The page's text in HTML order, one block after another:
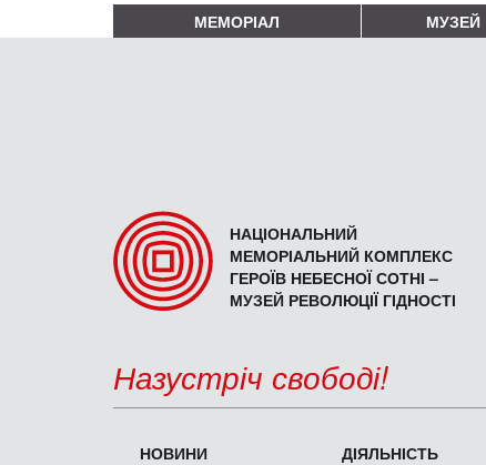
МЕМОРІАЛ МУЗЕЙ
НАЦІОНАЛЬНИЙ
МЕМОРІАЛЬНИЙ КОМПЛЕКС
ГЕРОЇВ НЕБЕСНОЇ СОТНІ –
МУЗЕЙ РЕВОЛЮЦІЇ ГІДНОСТІ
Назустріч свободі!
НОВИНИ
ДІЯЛЬНІСТЬ